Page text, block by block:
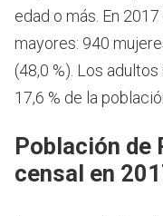
edad o más. En
mayores: 940
(48,0 %). Los
17,6 % de la
Población de
censal en